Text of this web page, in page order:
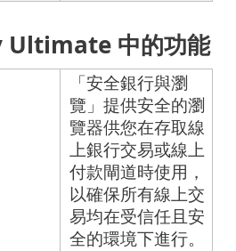
Ultimate 中的功能
「安全銀行與瀏
覽」提供安全的瀏
覽器供您在存取線
上銀行交易或線上
付款閘道時使用，
以確保所有線上交
易均在受信任且安
全的環境下進行。